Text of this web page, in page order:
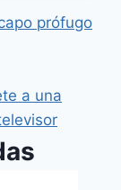
prófugo
a una